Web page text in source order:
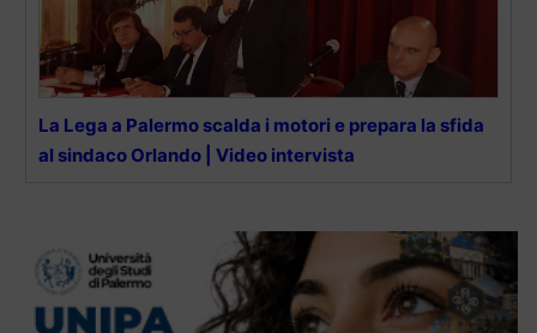
La Lega a Palermo scalda i motori e prepara la sfida
al sindaco Orlando | Video intervista